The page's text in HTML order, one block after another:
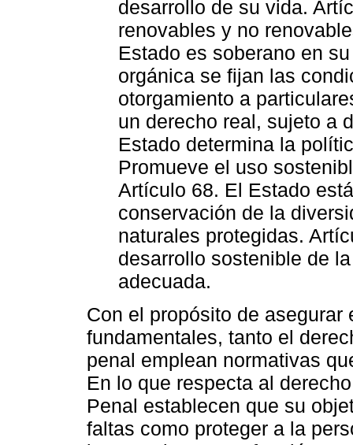
desarrollo de su vida.
renovables y no
Estado es soberano en
orgánica se fijan las
otorgamiento a
un derecho real, sujeto a
Estado determina la
Promueve el uso
Artículo 68. El Estado
conservación de la
naturales protegidas.
desarrollo sostenible de
adecuada.
Con el propósito de
fundamentales, tanto el
penal emplean normativas
En lo que respecta al
Penal establecen que su
faltas como proteger a la